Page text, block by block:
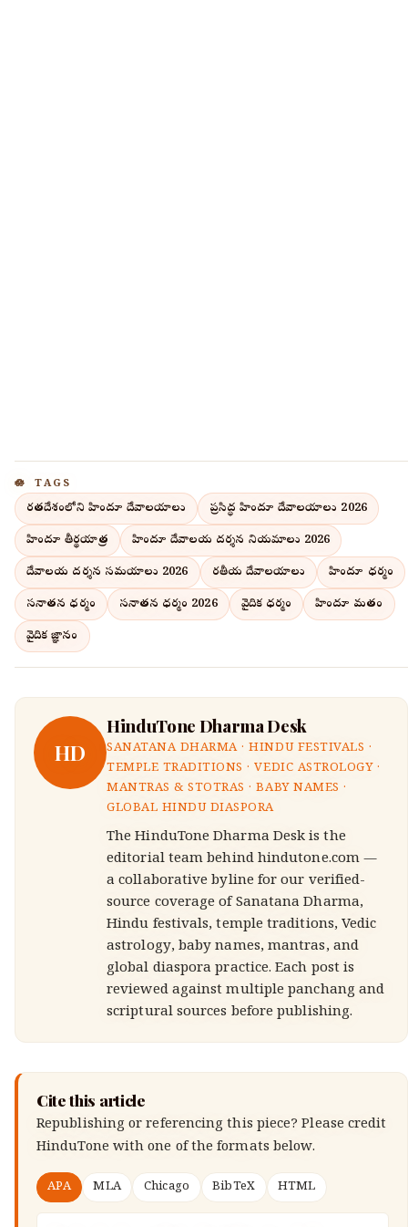
TAGS
భారతదేశంలోని హిందూ దేవాలయాలు ప్రసిద్ధ హిందూ దేవాలయాలు 2026
హిందూ తీర్థయాత్ర హిందూ దేవాలయ దర్శన నియమాలు 2026
దేవాలయ దర్శన సమయాలు 2026 భారతీయ దేవాలయాలు హిందూ ధర్మం
సనాతన ధర్మం సనాతన ధర్మం 2026 వైదిక ధర్మం హిందూ మతం
వైదిక జ్ఞానం
HD
HinduTone Dharma Desk
SANATANA DHARMA · HINDU FESTIVALS ·
TEMPLE TRADITIONS · VEDIC ASTROLOGY ·
MANTRAS & STOTRAS · BABY NAMES ·
GLOBAL HINDU DIASPORA
The HinduTone Dharma Desk is the
editorial team behind hindutone.com —
a collaborative byline for our verified-
source coverage of Sanatana Dharma,
Hindu festivals, temple traditions, Vedic
astrology, baby names, mantras, and
global diaspora practice. Each post is
reviewed against multiple panchang and
scriptural sources before publishing.
Cite this article
Republishing or referencing this piece? Please credit
HinduTone with one of the formats below.
APA MLA Chicago BibTeX HTML